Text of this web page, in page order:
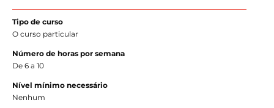
Tipo de curso
O curso particular
Número de horas por semana
De 6 a 10
Nível mínimo necessário
Nenhum